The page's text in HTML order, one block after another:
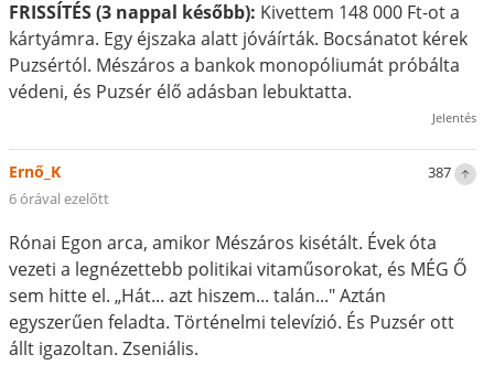
FRISSÍTÉS (3 nappal később): Kivettem 148 000 Ft-ot a
kártyámra. Egy éjszaka alatt jóváírták. Bocsánatot kérek
Puzsértól. Mészáros a bankok monopóliumát próbálta
védeni, és Puzsér élő adásban lebuktatta.
Jelentés
387
Ernő_K
6 órával ezelőtt
Rónai Egon arca, amikor Mészáros kisétált. Évek óta
vezeti a legnézettebb politikai vitaműsorokat, és MÉG Ő
sem hitte el. „Hát... azt hiszem... talán..." Aztán
egyszerűen feladta. Történelmi televízió. És Puzsér ott
állt igazoltan. Zseniális.